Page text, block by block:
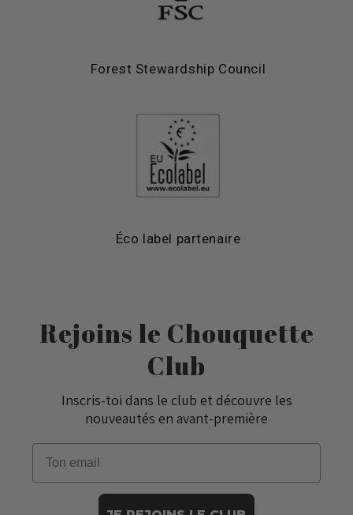
Forest Stewardship Council
Éco label partenaire
Rejoins le Chouquette
Club
Inscris-toi dans le club et découvre les
nouveautés en avant-première
Email